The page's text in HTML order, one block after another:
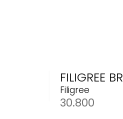
FILIGREE
Filigree
30.800